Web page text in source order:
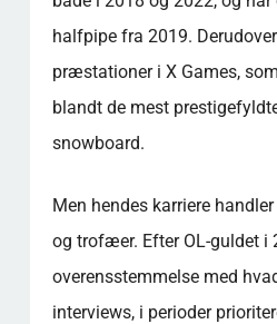
halfpipe fra 2019.
præstationer i X Games,
blandt de mest
snowboard.
Men hendes karriere
og trofæer. Efter OL-guldet i
overensstemmelse med
interviews, i perioder